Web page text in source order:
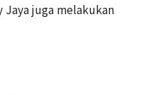
Jaya juga melakukan